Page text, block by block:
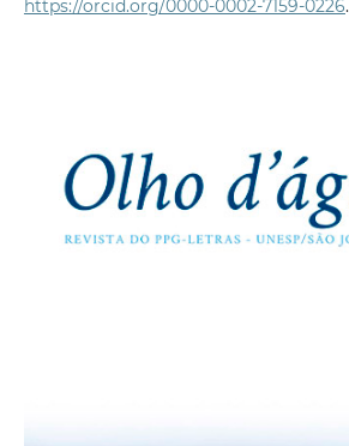
https://orcid.org/0000-0002-7159-0226.